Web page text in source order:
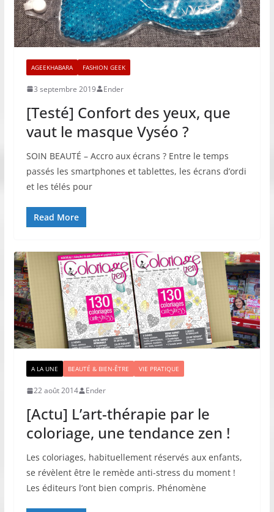
AGEEKHABARA FASHION GEEK
3 septembre 2019 Ender
[Testé] Confort des yeux, que
vaut le masque Vyséo ?
SOIN BEAUTÉ – Accro aux écrans ? Entre le temps
passés les smartphones et tablettes, les écrans d’ordi
et les télés pour
Read More
A LA UNE BEAUTÉ & BIEN-ÊTRE VIE PRATIQUE
22 août 2014 Ender
[Actu] L’art-thérapie par le
coloriage, une tendance zen !
Les coloriages, habituellement réservés aux enfants,
se révèlent être le remède anti-stress du moment !
Les éditeurs l’ont bien compris. Phénomène